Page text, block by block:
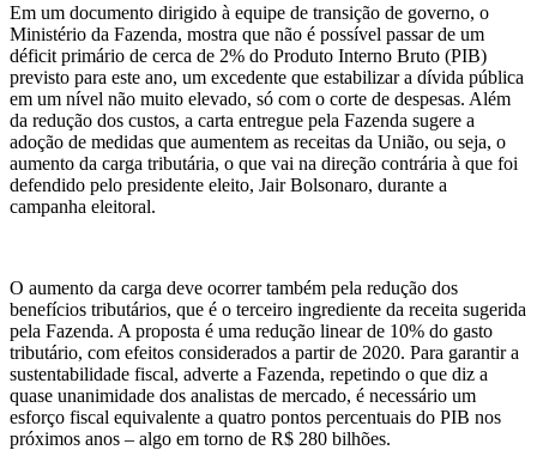
Em um documento dirigido à equipe de transição de governo, o
Ministério da Fazenda, mostra que não é possível passar de um
déficit primário de cerca de 2% do Produto Interno Bruto (PIB)
previsto para este ano, um excedente que estabilizar a dívida pública
em um nível não muito elevado, só com o corte de despesas. Além
da redução dos custos, a carta entregue pela Fazenda sugere a
adoção de medidas que aumentem as receitas da União, ou seja, o
aumento da carga tributária, o que vai na direção contrária à que foi
defendido pelo presidente eleito, Jair Bolsonaro, durante a
campanha eleitoral.
O aumento da carga deve ocorrer também pela redução dos
benefícios tributários, que é o terceiro ingrediente da receita sugerida
pela Fazenda. A proposta é uma redução linear de 10% do gasto
tributário, com efeitos considerados a partir de 2020. Para garantir a
sustentabilidade fiscal, adverte a Fazenda, repetindo o que diz a
quase unanimidade dos analistas de mercado, é necessário um
esforço fiscal equivalente a quatro pontos percentuais do PIB nos
próximos anos – algo em torno de R$ 280 bilhões.